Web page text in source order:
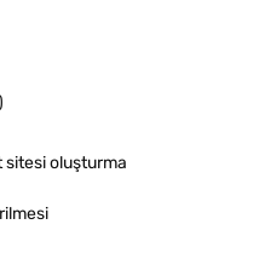
oluşturma